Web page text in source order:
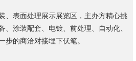
、表面处理展示展览区，主办方精心挑
涂装配套、电镀、前处理、自动化、
的商洽对接埋下伏笔。